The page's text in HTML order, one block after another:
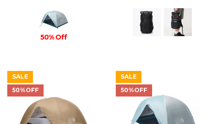
50% Off
SALE
50%OFF
SALE
50%OFF